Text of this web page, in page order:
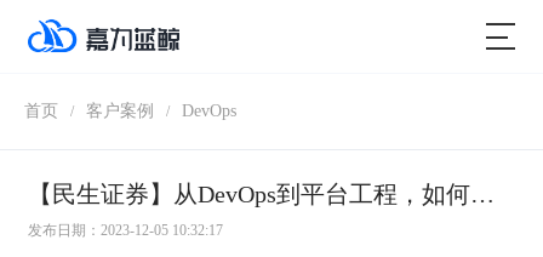
首页 / 客户案例 / DevOps
【民生证券】从DevOps到平台工程，如何做到软件交付“1+N”变革
发布日期：2023-12-05 10:32:17